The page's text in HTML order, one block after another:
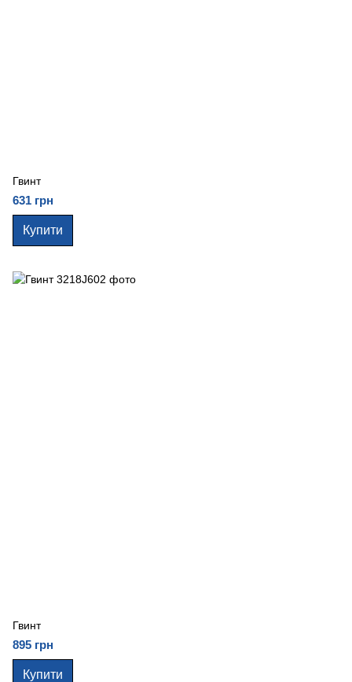
Гвинт
631 грн
Купити
Гвинт
895 грн
Купити